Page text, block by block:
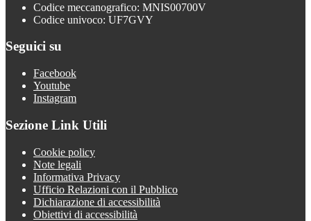
Codice meccanografico: MNIS00700V
Codice univoco: UF7GVY
Seguici su
Facebook
Youtube
Instagram
Sezione Link Utili
Cookie policy
Note legali
Informativa Privacy
Ufficio Relazioni con il Pubblico
Dichiarazione di accessibilità
Obiettivi di accessibilità